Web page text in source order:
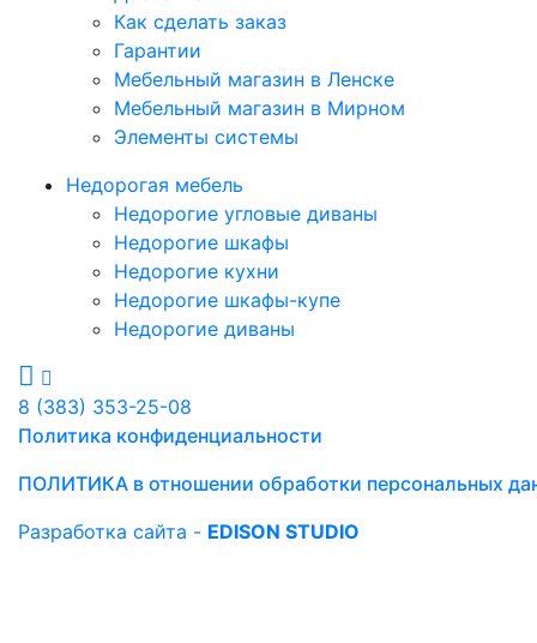
Как сделать заказ
Гарантии
Мебельный магазин в Ленске
Мебельный магазин в Мирном
Элементы системы
Недорогая мебель
Недорогие угловые диваны
Недорогие шкафы
Недорогие кухни
Недорогие шкафы-купе
Недорогие диваны
8 (383) 353-25-08
Политика конфиденциальности
ПОЛИТИКА в отношении обработки персональных
Разработка сайта - EDISON STUDIO